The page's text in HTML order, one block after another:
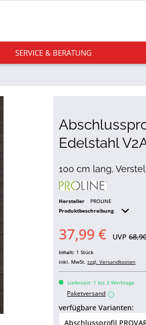
SERVICE & BERATUNG
Edelstahl
100 cm lang,
Hersteller
PROLINE
Produktbeschreibung
37,99 € UVP
Inhalt: 1 Stück
inkl. MwSt.zzgl. Versandkosten
Lieferzeit: 1 bis 3 Werktage
Paketversand i
verfügbare Varianten: